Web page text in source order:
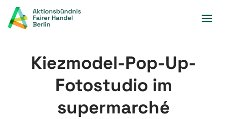
Zum
Kiezmodel-Pop-Up-
Fotostudio im
supermarché